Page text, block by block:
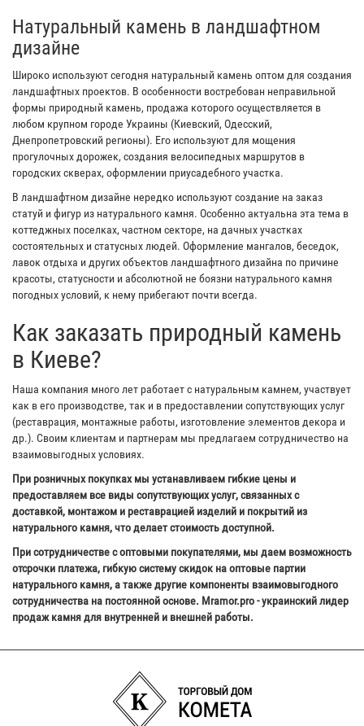
Натуральный камень в ландшафтном
дизайне
Широко используют сегодня натуральный камень оптом для создания
ландшафтных проектов. В особенности востребован неправильной
формы природный камень, продажа которого осуществляется в
любом крупном городе Украины (Киевский, Одесский,
Днепропетровский регионы). Его используют для мощения
прогулочных дорожек, создания велосипедных маршрутов в
городских скверах, оформлении приусадебного участка.
В ландшафтном дизайне нередко используют создание на заказ
статуй и фигур из натурального камня. Особенно актуальна эта тема в
коттеджных поселках, частном секторе, на дачных участках
состоятельных и статусных людей. Оформление мангалов, беседок,
лавок отдыха и других объектов ландшафтного дизайна по причине
красоты, статусности и абсолютной не боязни натурального камня
погодных условий, к нему прибегают почти всегда.
Как заказать природный камень
в Киеве?
Наша компания много лет работает с натуральным камнем, участвует
как в его производстве, так и в предоставлении сопутствующих услуг
(реставрация, монтажные работы, изготовление элементов декора и
др.). Своим клиентам и партнерам мы предлагаем сотрудничество на
взаимовыгодных условиях.
При розничных покупках мы устанавливаем гибкие цены и
предоставляем все виды сопутствующих услуг, связанных с
доставкой, монтажом и реставрацией изделий и покрытий из
натурального камня, что делает стоимость доступной.
При сотрудничестве с оптовыми покупателями, мы даем возможность
отсрочки платежа, гибкую систему скидок на оптовые партии
натурального камня, а также другие компоненты взаимовыгодного
сотрудничества на постоянной основе. Mramor.pro - украинский лидер
продаж камня для внутренней и внешней работы.